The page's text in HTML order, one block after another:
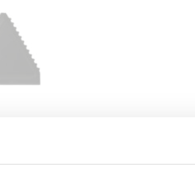
Send forespørsel om